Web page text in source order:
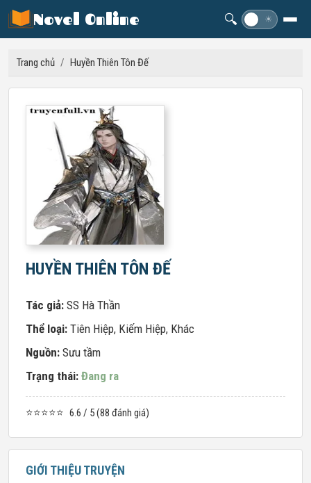
Novel Online 🔍 ☀
Trang chủ / Huyền Thiên Tôn Đế
HUYỀN THIÊN TÔN ĐẾ
Tác giả: SS Hà Thần
Thể loại: Tiên Hiệp, Kiếm Hiệp, Khác
Nguồn: Sưu tầm
Trạng thái: Đang ra
⭐⭐⭐⭐⭐ 6.6 / 5 (88 đánh giá)
GIỚI THIỆU TRUYỆN